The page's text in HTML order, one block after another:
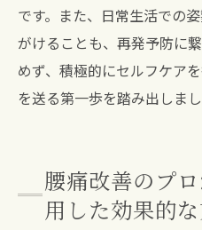
です。また、日常生活での
がけることも、再発予防に
めず、積極的にセルフケア
を送る第一歩を踏み出しまし
腰痛改善のプ
用した効果的